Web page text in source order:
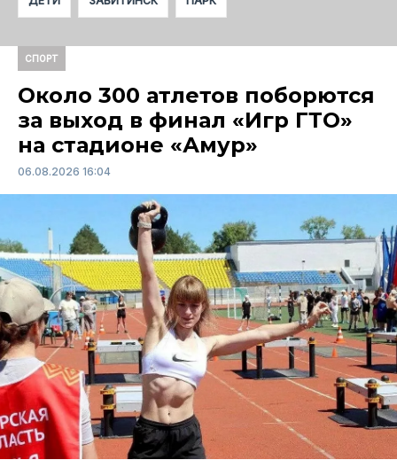
СПОРТ
Около 300 атлетов поборются
за выход в финал «Игр ГТО»
на стадионе «Амур»
06.08.2026 16:04